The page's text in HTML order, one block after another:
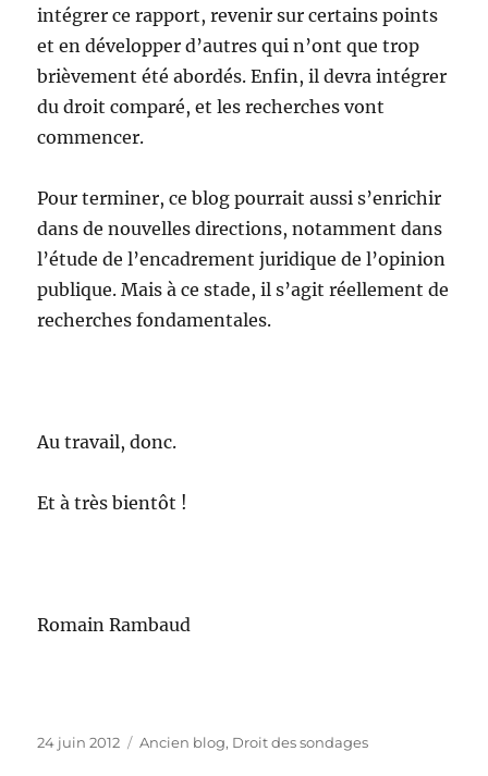
intégrer ce rapport, revenir sur certains points
et en développer d’autres qui n’ont que trop
brièvement été abordés. Enfin, il devra intégrer
du droit comparé, et les recherches vont
commencer.
Pour terminer, ce blog pourrait aussi s’enrichir
dans de nouvelles directions, notamment dans
l’étude de l’encadrement juridique de l’opinion
publique. Mais à ce stade, il s’agit réellement de
recherches fondamentales.
Au travail, donc.
Et à très bientôt !
Romain Rambaud
Publié
24 juin 2012 Catégories
Ancien blog, Droit des sondages